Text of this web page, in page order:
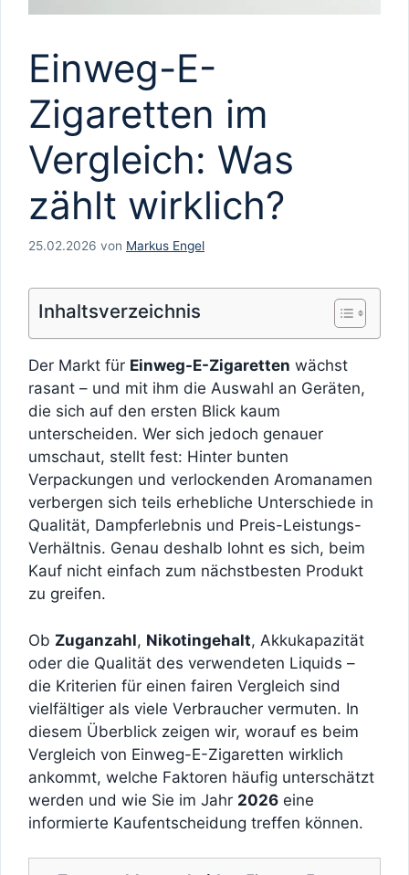
Einweg-E-
Zigaretten im
Vergleich: Was
zählt wirklich?
25.02.2026 von Markus Engel
Inhaltsverzeichnis
Der Markt für Einweg-E-Zigaretten wächst
rasant – und mit ihm die Auswahl an Geräten,
die sich auf den ersten Blick kaum
unterscheiden. Wer sich jedoch genauer
umschaut, stellt fest: Hinter bunten
Verpackungen und verlockenden Aromanamen
verbergen sich teils erhebliche Unterschiede in
Qualität, Dampferlebnis und Preis-Leistungs-
Verhältnis. Genau deshalb lohnt es sich, beim
Kauf nicht einfach zum nächstbesten Produkt
zu greifen.
Ob Zuganzahl, Nikotingehalt, Akkukapazität
oder die Qualität des verwendeten Liquids –
die Kriterien für einen fairen Vergleich sind
vielfältiger als viele Verbraucher vermuten. In
diesem Überblick zeigen wir, worauf es beim
Vergleich von Einweg-E-Zigaretten wirklich
ankommt, welche Faktoren häufig unterschätzt
werden und wie Sie im Jahr 2026 eine
informierte Kaufentscheidung treffen können.